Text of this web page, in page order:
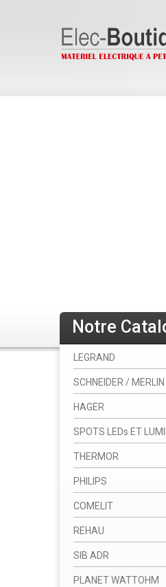
Notre
LEGRAND
SCHNEIDER / MERLIN
HAGER
SPOTS LEDs ET
THERMOR
PHILIPS
COMELIT
REHAU
SIB ADR
PLANET WATTOHM